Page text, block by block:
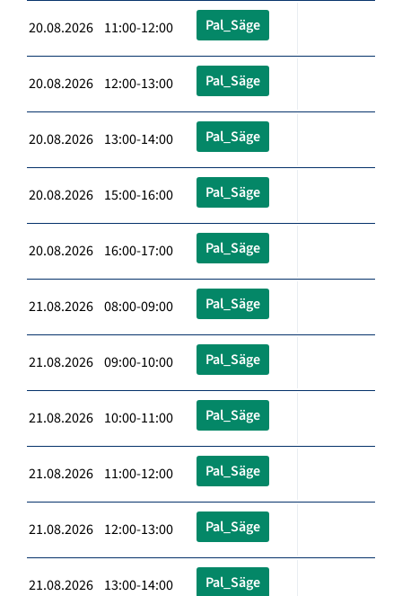
20.08.2026 11:00-12:00 Pal_Säge
20.08.2026 12:00-13:00 Pal_Säge
20.08.2026 13:00-14:00 Pal_Säge
20.08.2026 15:00-16:00 Pal_Säge
20.08.2026 16:00-17:00 Pal_Säge
21.08.2026 08:00-09:00 Pal_Säge
21.08.2026 09:00-10:00 Pal_Säge
21.08.2026 10:00-11:00 Pal_Säge
21.08.2026 11:00-12:00 Pal_Säge
21.08.2026 12:00-13:00 Pal_Säge
21.08.2026 13:00-14:00 Pal_Säge